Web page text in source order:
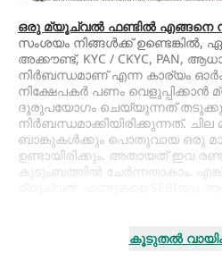
ഒരു മ്യൂച്വല്‍ ഫണ്ടില്‍ എങ്ങനെ
സംശയം നിങ്ങള്‍ക്ക് ഉണ്ടെങ്കില്‍,
അക്കൗണ്ട്, KYC / CKYC, PAN,
നിര്‍ബന്ധമാണ് എന്ന കാര്യം
നിക്ഷേപകര്‍ പണം
ദുരുപയോഗം ചെയ്യുന്നത്
നിര്‍ബന്ധമാക്കിയിരിക്കുന്നത്.
ബാങ്കുകള്‍ക്കും പൊതുവായ ഒരു
ഉണ്ടായിരിക്കും. അതായത് ഇവ
കുടുംബത്തില്‍ ചേര്‍ന്നതാകാം.
സ്വതന്ത്രമായി
കാര്യം നിങ്ങള്‍ ഓര്‍ക്കണം. ഒരു
കൂടുതൽ